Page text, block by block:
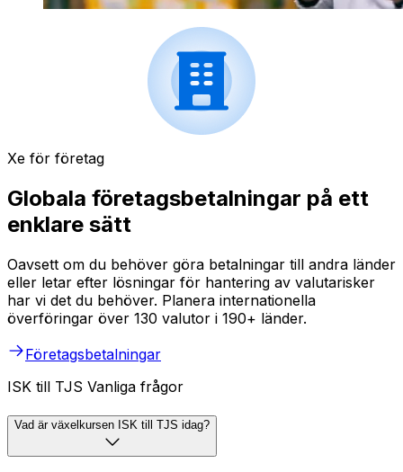
Xe för företag
Globala företagsbetalningar på ett
enklare sätt
Oavsett om du behöver göra betalningar till andra länder
eller letar efter lösningar för hantering av valutarisker
har vi det du behöver. Planera internationella
överföringar över 130 valutor i 190+ länder.
Företagsbetalningar
ISK till TJS Vanliga frågor
Vad är växelkursen ISK till TJS idag?